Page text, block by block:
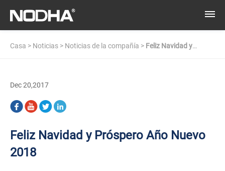
Casa > Noticias > Noticias de la compañía > Feliz Navidad y
Dec 20,2017
Feliz Navidad y Próspero Año Nuevo
2018